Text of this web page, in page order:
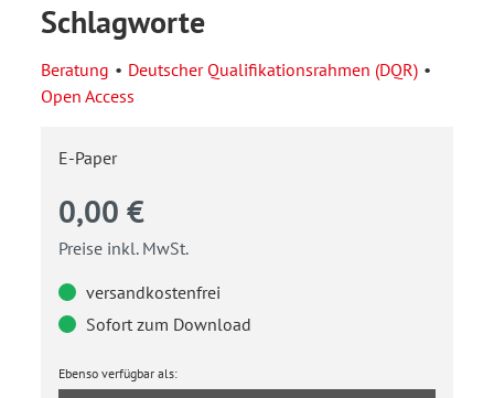
Schlagworte
Beratung
Deutscher Qualifikationsrahmen (DQR)
Open Access
E-Paper
0,00 €
Preise inkl. MwSt.
versandkostenfrei
Sofort zum Download
Ebenso verfügbar als: